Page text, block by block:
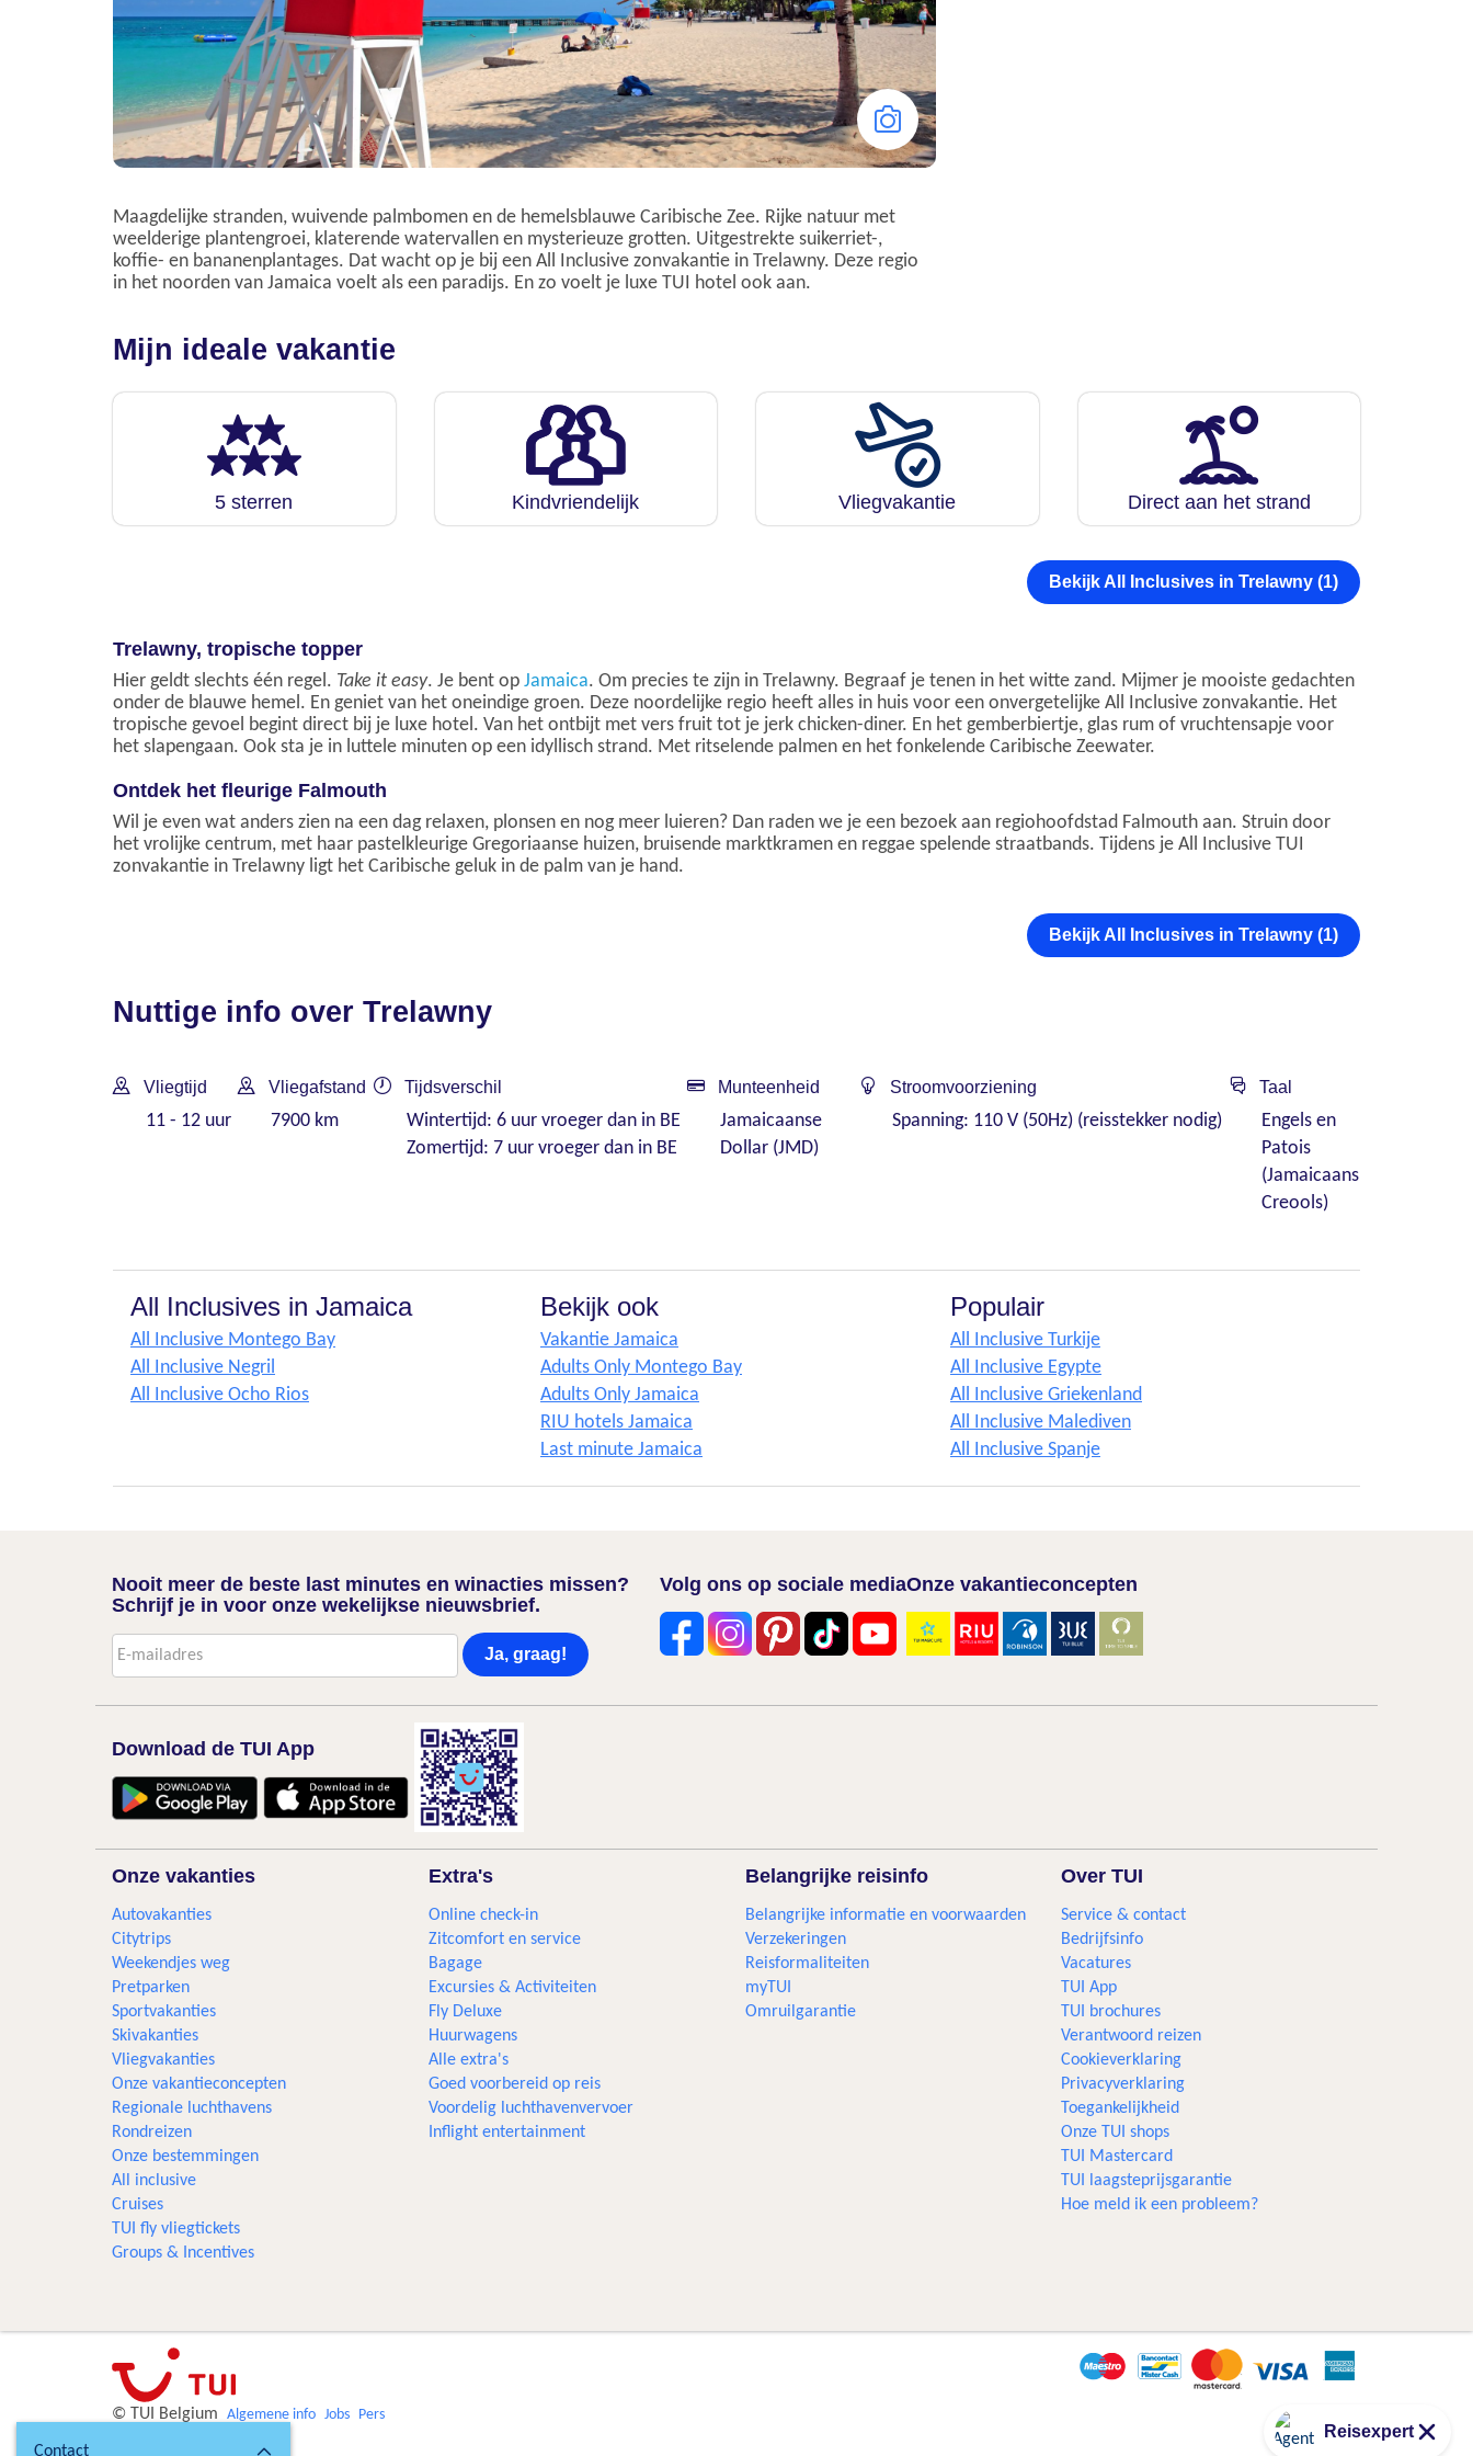
Maagdelijke stranden, wuivende palmbomen en de hemelsblauwe Caribische Zee. Rijke natuur met
weelderige plantengroei, klaterende watervallen en mysterieuze grotten. Uitgestrekte suikerriet-,
koffie- en bananenplantages. Dat wacht op je bij een All Inclusive zonvakantie in Trelawny. Deze regio
in het noorden van Jamaica voelt als een paradijs. En zo voelt je luxe TUI hotel ook aan.
Mijn ideale vakantie
5 sterren Kindvriendelijk Vliegvakantie Direct aan het strand
Bekijk All Inclusives in Trelawny (1)
Trelawny, tropische topper
Hier geldt slechts één regel. Take it easy. Je bent op Jamaica. Om precies te zijn in Trelawny. Begraaf je tenen in het witte zand. Mijmer je mooiste gedachten
onder de blauwe hemel. En geniet van het oneindige groen. Deze noordelijke regio heeft alles in huis voor een onvergetelijke All Inclusive zonvakantie. Het
tropische gevoel begint direct bij je luxe hotel. Van het ontbijt met vers fruit tot je jerk chicken-diner. En het gemberbiertje, glas rum of vruchtensapje voor
het slapengaan. Ook sta je in luttele minuten op een idyllisch strand. Met ritselende palmen en het fonkelende Caribische Zeewater.
Ontdek het fleurige Falmouth
Wil je even wat anders zien na een dag relaxen, plonsen en nog meer luieren? Dan raden we je een bezoek aan regiohoofdstad Falmouth aan. Struin door
het vrolijke centrum, met haar pastelkleurige Gregoriaanse huizen, bruisende marktkramen en reggae spelende straatbands. Tijdens je All Inclusive TUI
zonvakantie in Trelawny ligt het Caribische geluk in de palm van je hand.
Bekijk All Inclusives in Trelawny (1)
Nuttige info over Trelawny
Vliegtijd
11 - 12 uur
Vliegafstand
7900 km
Tijdsverschil
Wintertijd: 6 uur vroeger dan in BE
Zomertijd: 7 uur vroeger dan in BE
Munteenheid
Jamaicaanse
Dollar (JMD)
Stroomvoorziening
Spanning: 110 V (50Hz) (reisstekker nodig)
Taal
Engels en
Patois
(Jamaicaans
Creools)
All Inclusives in Jamaica
All Inclusive Montego Bay
All Inclusive Negril
All Inclusive Ocho Rios
Bekijk ook
Vakantie Jamaica
Adults Only Montego Bay
Adults Only Jamaica
RIU hotels Jamaica
Last minute Jamaica
Populair
All Inclusive Turkije
All Inclusive Egypte
All Inclusive Griekenland
All Inclusive Malediven
All Inclusive Spanje
Nooit meer de beste last minutes en winacties missen?
Schrijf je in voor onze wekelijkse nieuwsbrief.
Ja, graag!
Volg ons op sociale mediaOnze vakantieconcepten
Download de TUI App
Onze vakanties
Autovakanties
Citytrips
Weekendjes weg
Pretparken
Sportvakanties
Skivakanties
Vliegvakanties
Onze vakantieconcepten
Regionale luchthavens
Rondreizen
Onze bestemmingen
All inclusive
Cruises
TUI fly vliegtickets
Groups & Incentives
Extra's
Online check-in
Zitcomfort en service
Bagage
Excursies & Activiteiten
Fly Deluxe
Huurwagens
Alle extra's
Goed voorbereid op reis
Voordelig luchthavenvervoer
Inflight entertainment
Belangrijke reisinfo
Belangrijke informatie en voorwaarden
Verzekeringen
Reisformaliteiten
myTUI
Omruilgarantie
Over TUI
Service & contact
Bedrijfsinfo
Vacatures
TUI App
TUI brochures
Verantwoord reizen
Cookieverklaring
Privacyverklaring
Toegankelijkheid
Onze TUI shops
TUI Mastercard
TUI laagsteprijsgarantie
Hoe meld ik een probleem?
© TUI Belgium Algemene info Jobs Pers
Contact
Reisexpert